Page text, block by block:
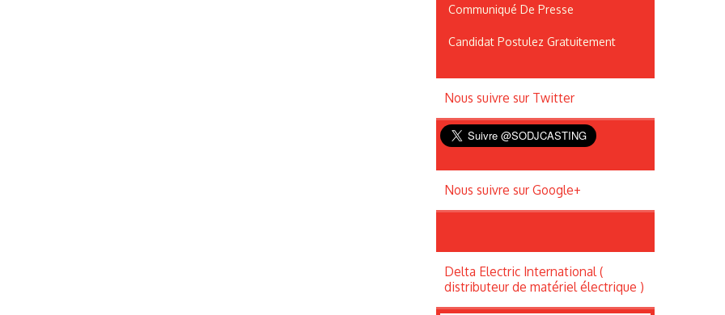
Communiqué De Presse
Candidat Postulez Gratuitement
Nous suivre sur Twitter
Nous suivre sur Google+
Delta Electric International (
distributeur de matériel électrique )